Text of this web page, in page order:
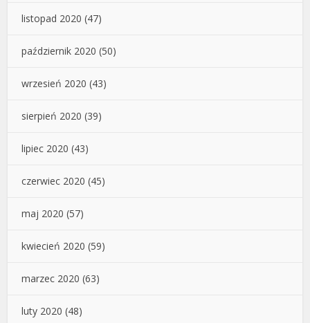
listopad 2020 (47)
październik 2020 (50)
wrzesień 2020 (43)
sierpień 2020 (39)
lipiec 2020 (43)
czerwiec 2020 (45)
maj 2020 (57)
kwiecień 2020 (59)
marzec 2020 (63)
luty 2020 (48)